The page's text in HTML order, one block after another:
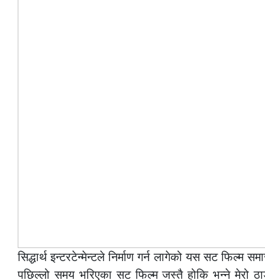
सिद्धार्थ इन्टरटेन्मेन्टले निर्माण गर्न लागेको यस सट फिल्म
पछिल्लो समय भरिएका सट फिल्म जस्तै होकि भन्ने मेरो